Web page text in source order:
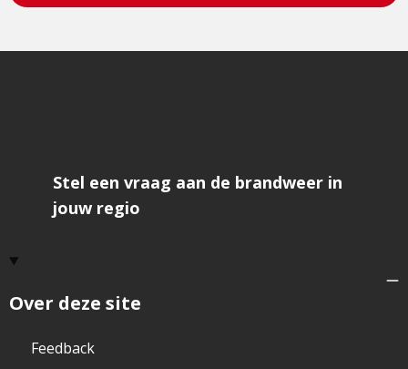
Over deze site
Feedback
Stel een vraag aan de brandweer in
jouw regio